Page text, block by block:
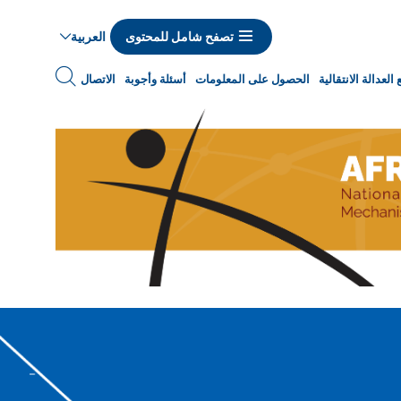
تصفح شامل للمحتوى العربية
الانتقالية الحصول على المعلومات أسئلة وأجوبة الاتصال